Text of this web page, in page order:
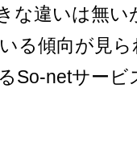
な違いは無
る傾向が見
So-netサー